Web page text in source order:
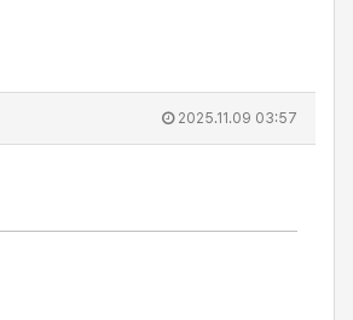
2025.11.09 03:57